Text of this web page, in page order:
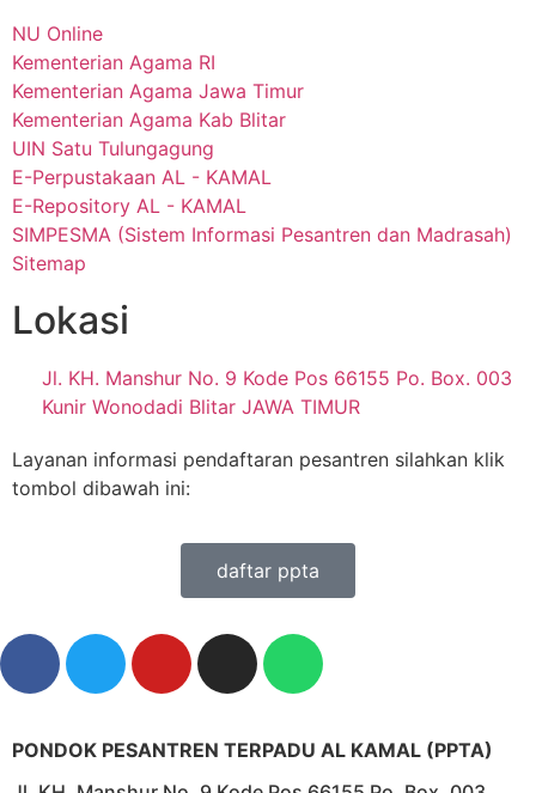
NU Online
Kementerian Agama RI
Kementerian Agama Jawa Timur
Kementerian Agama Kab Blitar
UIN Satu Tulungagung
E-Perpustakaan AL - KAMAL
E-Repository AL - KAMAL
SIMPESMA (Sistem Informasi Pesantren dan Madrasah)
Sitemap
Lokasi
Jl. KH. Manshur No. 9 Kode Pos 66155 Po. Box. 003
Kunir Wonodadi Blitar JAWA TIMUR
Layanan informasi pendaftaran pesantren silahkan klik
tombol dibawah ini:
daftar ppta
PONDOK PESANTREN TERPADU AL KAMAL (PPTA)